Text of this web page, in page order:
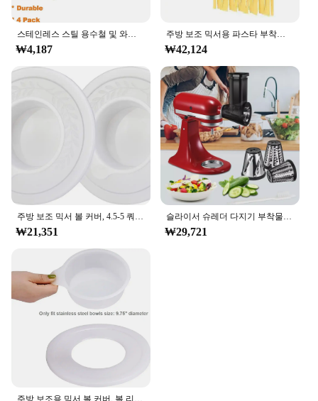
스테인레스 스틸 용수철 및 와셔, 주방 보조 스탠드 믹서, 3.5, 4, 5, 6, 7, 8Qt 에 적합, 주방 보조 믹서 액세서리, 2024 신제품, 4 팩
₩4,187
주방 보조 믹서용 파스타 부착물, 파스타 시트 롤러, 스파게티 페투치니 커터, 스테인레스 국수, 모든 주방 보조 요리사에 적합
₩42,124
주방 보조 믹서 볼 커버, 4.5-5 쿼트 틸트 헤드 스탠드, 믹서 볼 커버 뚜껑 2 개, 방진 발효 캡 2 개, 2 팩
₩21,351
슬라이서 슈레더 다지기 부착물 치즈 강판 액세서리, 주방 보조 스탠드 믹서용
₩29,721
주방 보조용 믹서 볼 커버, 볼 리프트 스탠드 믹서, 믹서 뚜껑, 볼 리프트 모델에 적합, KV25G 및 KP26M1X, 5.5qt, 6 쿼트, 7qt